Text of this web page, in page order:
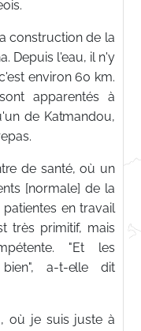
construction de la
Depuis l'eau, il n'y
environ 60 km.
apparentés à
de Katmandou,
de santé, où un
[normale] de la
en travail
très primitif, mais
"Et les
a-t-elle dit
où je suis juste à